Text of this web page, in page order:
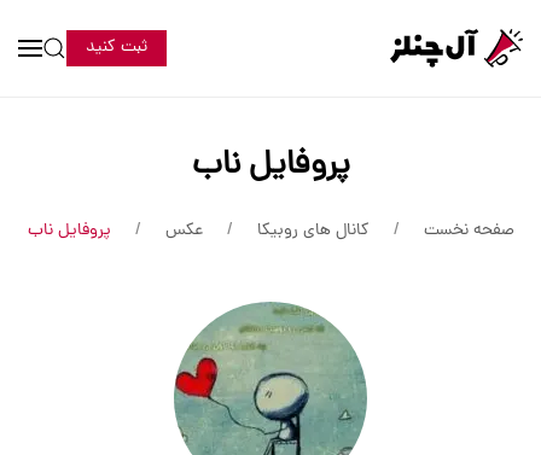
ثبت کنید
پروفایل ناب
صفحه نخست کانال های روبیکا عکس پروفایل ناب